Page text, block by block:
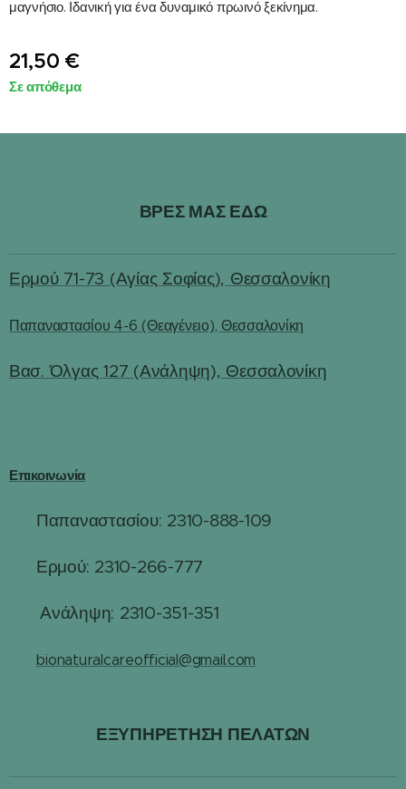
μαγνήσιο. Ιδανική για ένα δυναμικό πρωινό ξεκίνημα.
21,50 €
Σε απόθεμα
ΒΡΕΣ ΜΑΣ ΕΔΩ
Ερμού 71-73 (Αγίας Σοφίας), Θεσσαλονίκη
Παπαναστασίου 4-6 (Θεαγένειο), Θεσσαλονίκη
Βασ. Όλγας 127 (Ανάληψη), Θεσσαλονίκη
Επικοινωνία
Παπαναστασίου: 2310-888-109
Ερμού: 2310-266-777
Ανάληψη: 2310-351-351
bionaturalcareofficial@gmail.com
ΕΞΥΠΗΡΕΤΗΣΗ ΠΕΛΑΤΩΝ